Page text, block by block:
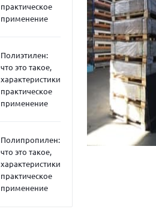
практическое
применение
Полиэтилен:
что это такое,
характеристики,
практическое
применение
Полипропилен:
что это такое,
характеристики,
практическое
применение